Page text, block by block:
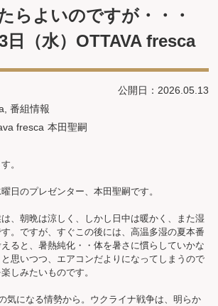
らよいのですが・・・
日（水）OTTAVA fresca
公開日：2026.05.13
,番組情報
fresca 本田聖嗣
。
のプレゼンター、本田聖嗣です。
、朝晩は涼しく、しかし日中は暖かく、また湿
。ですが、すぐこの後には、高温多湿の夏本番
ると、暑熱純化・・体を暑さに慣らしていかな
思いつつ、エアコンだよりになってしまうので
しみたいものです。
気になる情勢から。ウクライナ戦争は、明らか